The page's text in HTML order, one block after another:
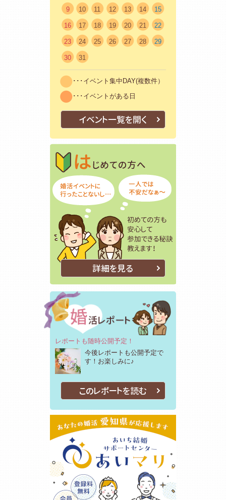
9 10 11 12 13 14 15
16 17 18 19 20 21 22
23 24 25 26 27 28 29
30 31
･･･イベント集中DAY(複数件）
･･･イベントがある日
イベント一覧を開く
はじめての方
詳細を見る
レポートも随時公開予定！
今後レポートも公開予定で
す！お楽しみに♪
このレポートを読む